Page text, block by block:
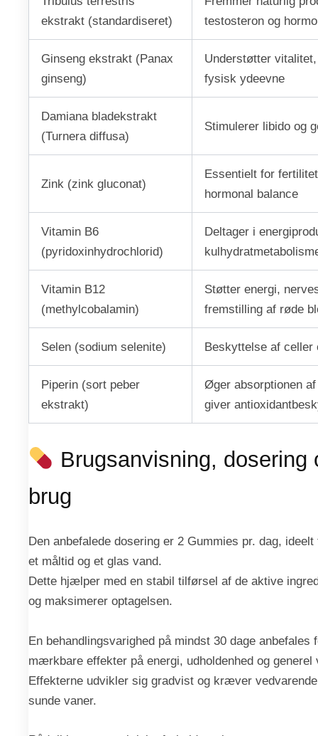
ekstrakt (standardiseret)
testosteron og
Ginseng ekstrakt (Panax
ginseng)
Understøtter
fysisk ydeevne
Damiana bladekstrakt
(Turnera diffusa)
Stimulerer libido og
Zink (zink gluconat)
Essentielt for
hormonal balance
Vitamin B6
(pyridoxinhydrochlorid)
Deltager i
Vitamin B12
(methylcobalamin)
Støtter energi,
fremstilling af røde
Selen (sodium selenite) Beskyttelse af
Piperin (sort peber
ekstrakt)
Øger absorptionen
giver
Brugsanvisning, dosering
brug
Den anbefalede dosering er 2 Gummies pr. dag,
et måltid og et glas vand.
Dette hjælper med en stabil tilførsel af de aktive
og maksimerer optagelsen.
En behandlingsvarighed på mindst 30 dage anbefales
mærkbare effekter på energi, udholdenhed og
Effekterne udvikler sig gradvist og kræver
sunde vaner.